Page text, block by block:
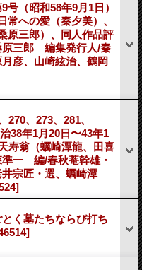
（昭和58年9月1日）
への愛（秦夕美）、
原三郎）、同人作品評
原三郎 編集発行人/秦
彦、山崎絃治、鶴岡
、273、281、
38年1月20日〜43年1
翁（蠣崎潭龍、田喜
一 編/春秋菴幹雄・
宗匠・選、蠣崎潭
く墓たちならび打ち